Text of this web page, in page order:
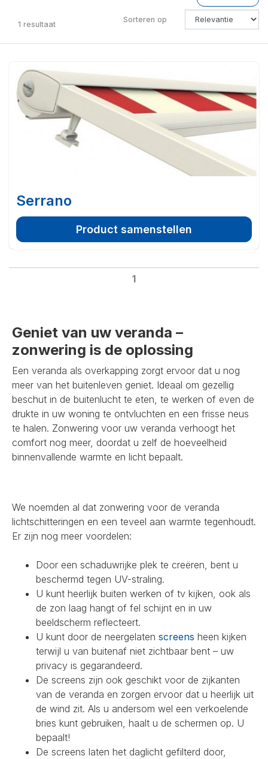
1 resultaat Sorteren op
Serrano
Product samenstellen
1
Geniet van uw veranda –
zonwering is de oplossing
Een veranda als overkapping zorgt ervoor dat u nog
meer van het buitenleven geniet. Ideaal om gezellig
beschut in de buitenlucht te eten, te werken of even de
drukte in uw woning te ontvluchten en een frisse neus
te halen. Zonwering voor uw veranda verhoogt het
comfort nog meer, doordat u zelf de hoeveelheid
binnenvallende warmte en licht bepaalt.
We noemden al dat zonwering voor de veranda
lichtschitteringen en een teveel aan warmte tegenhoudt.
Er zijn nog meer voordelen:
Door een schaduwrijke plek te creëren, bent u
beschermd tegen UV-straling.
U kunt heerlijk buiten werken of tv kijken, ook als
de zon laag hangt of fel schijnt en in uw
beeldscherm reflecteert.
U kunt door de neergelaten screens heen kijken
terwijl u van buitenaf niet zichtbaar bent – uw
privacy is gegarandeerd.
De screens zijn ook geschikt voor de zijkanten
van de veranda en zorgen ervoor dat u heerlijk uit
de wind zit. Als u andersom wel een verkoelende
bries kunt gebruiken, haalt u de schermen op. U
bepaalt!
De screens laten het daglicht gefilterd door,